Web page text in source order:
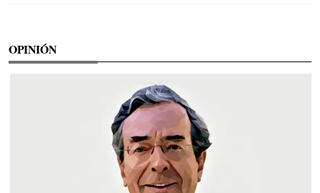
OPINIÓN